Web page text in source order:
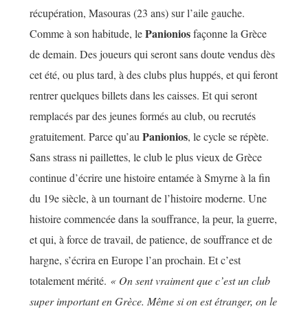
récupération, Masouras (23 ans) sur l’aile gauche.
Comme à son habitude, lePanioniosfaçonne la Grèce
de demain. Des joueurs qui seront sans doute vendus dès
cet été, ou plus tard, à des clubs plus huppés, et qui feront
rentrer quelques billets dans les caisses. Et qui seront
remplacés par des jeunes formés au club, ou recrutés
gratuitement. Parce qu’au Panionios, le cycle se répète.
Sans strass ni paillettes, le club le plus vieux de Grèce
continue d’écrire une histoire entamée à Smyrne à la fin
du 19e siècle, à un tournant de l’histoire moderne. Une
histoire commencée dans la souffrance, la peur, la guerre,
et qui, à force de travail, de patience, de souffrance et de
hargne, s’écrira en Europe l’an prochain. Et c’est
totalement mérité. « On sent vraiment que c’est un club
super important en Grèce. Même si on est étranger, on le